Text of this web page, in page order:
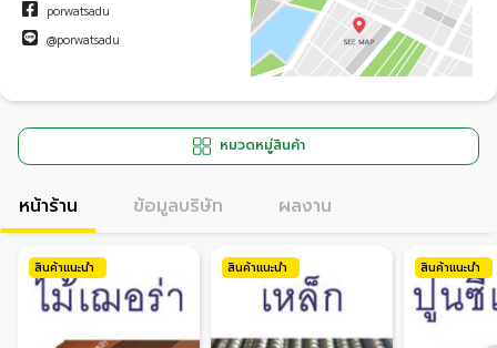
porwatsadu
@porwatsadu
หมวดหมู่สินค้า
หน้าร้าน ข้อมูลบริษัท ผลงาน
สินค้าแนะนำ สินค้าแนะนำ สินค้าแนะนำ